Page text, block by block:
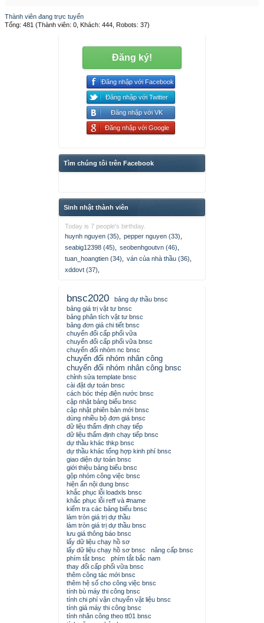
Thành viên đang trực tuyến
Tổng: 481 (Thành viên: 0, Khách: 444, Robots: 37)
Đăng ký!
Đăng nhập với Facebook
Đăng nhập với Twitter
Đăng nhập với VK
Đăng nhập với Google
Tìm chúng tôi trên Facebook
Sinh nhật thành viên
Today is 7 people's birthday.
huynh nguyen (35)
pepper nguyen (33)
seabig12398 (45)
seobenhgoutvn (46)
tuan_hoangtien (34)
ván của nhà thầu (36)
xddovt (37)
bnsc2020
bảng dự thầu bnsc
bảng giá trị vật tư bnsc
bảng phân tích vật tư bnsc
bảng đơn giá chi tiết bnsc
chuyển đổi cấp phối vữa
chuyển đổi cấp phối vữa bnsc
chuyển đổi nhóm nc bnsc
chuyển đổi nhóm nhân công
chuyển đổi nhóm nhân công bnsc
chỉnh sửa template bnsc
cài đặt dự toán bnsc
cách bóc thép điện nước bnsc
cập nhật bảng biểu bnsc
cập nhật phiên bản mới bnsc
dùng nhiều bộ đơn giá bnsc
dữ liệu thẩm định chạy tiếp
dữ liệu thẩm định chạy tiếp bnsc
dự thầu khác thkp bnsc
dự thầu khác tổng hợp kinh phí bnsc
giao diện dự toán bnsc
giới thiệu bảng biểu bnsc
gộp nhóm công việc bnsc
hiện ẩn nội dung bnsc
khắc phục lỗi loadxls bnsc
khắc phục lỗi reff và #name
kiểm tra các bảng biểu bnsc
làm tròn giá trị dự thầu
làm tròn giá trị dự thầu bnsc
lưu giá thông báo bnsc
lấy dữ liệu chạy hồ sơ
lấy dữ liệu chạy hồ sơ bnsc
nâng cấp bnsc
phím tắt bnsc
phím tắt bắc nam
thay đổi cấp phối vữa bnsc
thêm công tác mới bnsc
thêm hệ số cho công việc bnsc
tính bù máy thi công bnsc
tính chi phí vận chuyển vật liệu bnsc
tính giá máy thi công bnsc
tính nhân công theo tt01 bnsc